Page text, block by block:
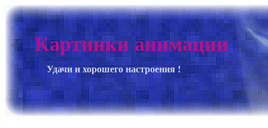
Картинки анимации
Удачи и хорошего настроения !